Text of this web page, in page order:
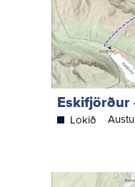
Eskifjörður
Lokið